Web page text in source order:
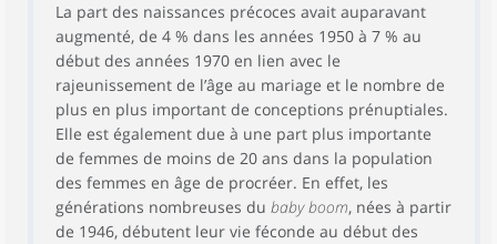
La part des naissances précoces avait auparavant
augmenté, de 4 % dans les années 1950 à 7 % au
début des années 1970 en lien avec le
rajeunissement de l’âge au mariage et le nombre de
plus en plus important de conceptions prénuptiales.
Elle est également due à une part plus importante
de femmes de moins de 20 ans dans la population
des femmes en âge de procréer. En effet, les
générations nombreuses du baby boom, nées à partir
de 1946, débutent leur vie féconde au début des